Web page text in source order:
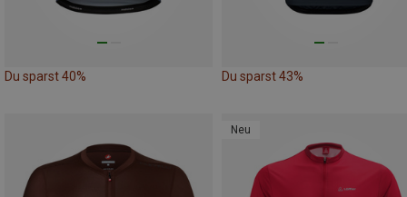
Du sparst 40% Du sparst 43%
Neu